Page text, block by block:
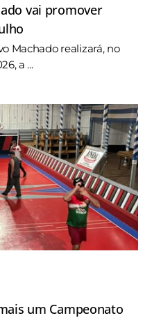
vai promover
Machado realizará, no
a ...
um Campeonato